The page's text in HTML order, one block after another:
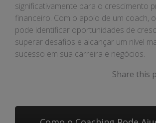
significativamente para o crescimento
financeiro. Com o apoio de um coach,
pode identificar oportunidades de
superar desafios e alcançar um nível
sucesso em sua carreira e negócios.
Share this